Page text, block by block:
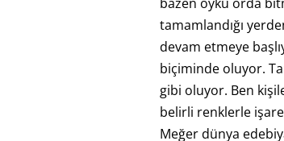
tamamlandığı
devam etmeye
biçiminde oluyor.
gibi oluyor. Ben
belirli renklerle
Meğer dünya